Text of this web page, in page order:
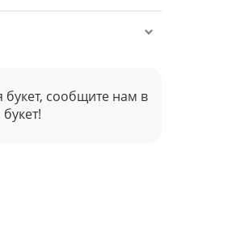
букет, сообщите нам в